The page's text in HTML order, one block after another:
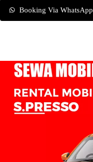
Booking Via WhatsApp